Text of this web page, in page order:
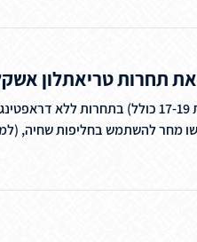
מחר להשתמש בחליפות שחיה,